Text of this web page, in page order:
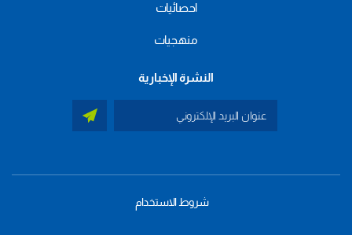
احصائيات
منهجيات
النشرة الإخبارية
شروط الاستخدام